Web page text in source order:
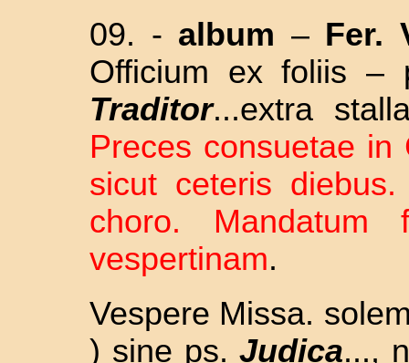
09. - album – Fer.
Officium ex foliis –
Traditor...extra
Preces consuetae
sicut ceteris
choro.
vespertinam.
Vespere Missa.
) sine ps.Judica...,